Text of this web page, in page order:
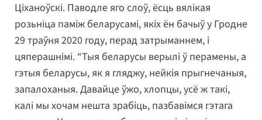
Ціханоўскі. Паводле яго слоў, ёсць вялікая
розьніца паміж беларусамі, якіх ён бачыў у Гродне
29 траўня 2020 году, перад затрыманнем, і
цяперашнімі. “Тыя беларусы верылі ў перамены, а
гэтыя беларусы, як я гляджу, нейкія прыгнечаныя,
запалоханыя. Давайце ўжо, хлопцы, усё ж такі,
калі мы хочам нешта зрабіць, пазбавімся гэтага